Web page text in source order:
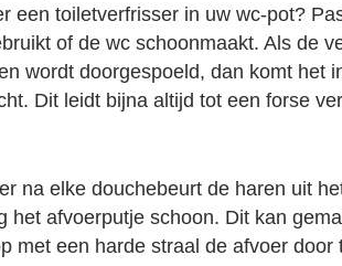
een toiletverfrisser in uw wc-pot?
of de wc schoonmaakt. Als de
wordt doorgespoeld, dan komt het
Dit leidt bijna altijd tot een forse
na elke douchebeurt de haren uit
het afvoerputje schoon. Dit kan
met een harde straal de afvoer door